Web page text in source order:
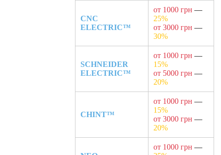
CNC
ELECTRIC™
от 1000 грн —
25%
от 3000 грн —
30%
SCHNEIDER
ELECTRIC™
от 1000 грн —
15%
от 5000 грн —
20%
CHINT™
от 1000 грн —
15%
от 3000 грн —
20%
от 1000 грн —